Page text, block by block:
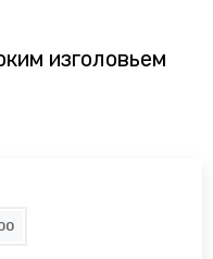
изголовьем